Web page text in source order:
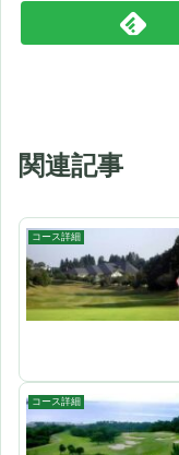
関連記事
コース詳細
コース詳細